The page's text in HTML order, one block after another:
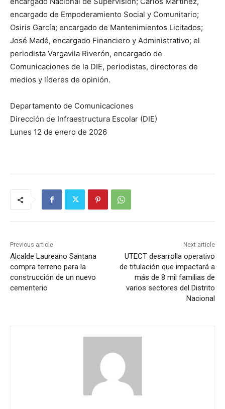
encargado de Empoderamiento Social y Comunitario;
Osiris García; encargado de Mantenimientos Licitados;
José Madé, encargado Financiero y Administrativo; el
periodista Vargavila Riverón, encargado de
Comunicaciones de la DIE, periodistas, directores de
medios y líderes de opinión.
Departamento de Comunicaciones
Dirección de Infraestructura Escolar (DIE)
Lunes 12 de enero de 2026
Previous article
Alcalde Laureano Santana
compra terreno para la
construcción de un nuevo
cementerio
Next article
UTECT desarrolla operativo
de titulación que impactará a
más de 8 mil familias de
varios sectores del Distrito
Nacional